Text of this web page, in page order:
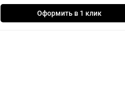
Оформить в 1 клик